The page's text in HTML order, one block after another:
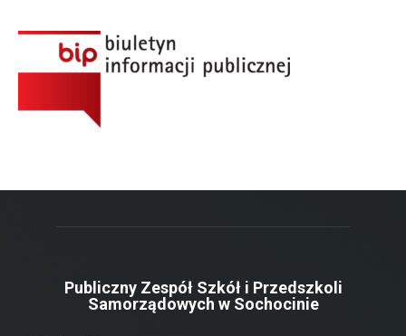
Publiczny Zespół Szkół i Przedszkoli
Samorządowych w Sochocinie